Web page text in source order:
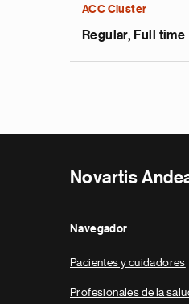
ACC Cluster
Regular, Full time
Novartis
Navegador
Pacientes y cuidadores
Profesionales de la